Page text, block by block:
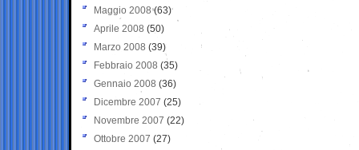
Maggio 2008(63)
Aprile 2008 (50)
Marzo 2008 (39)
Febbraio 2008 (35)
Gennaio 2008 (36)
Dicembre 2007 (25)
Novembre 2007 (22)
Ottobre 2007 (27)